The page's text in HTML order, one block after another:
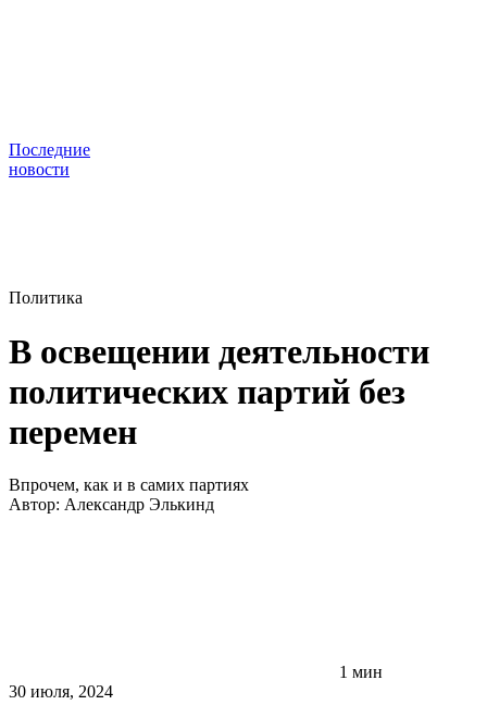
Последние
новости
Политика
В освещении деятельности
политических партий без
перемен
Впрочем, как и в самих партиях
Автор: Александр Элькинд
1 мин
30 июля, 2024